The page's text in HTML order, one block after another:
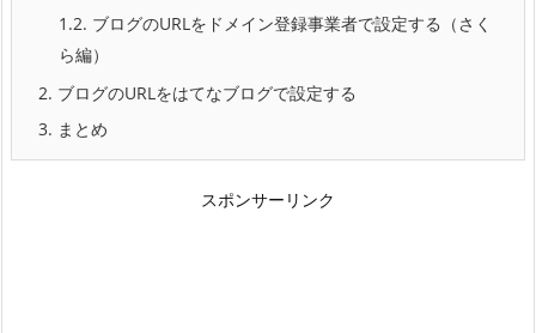
1.2. ブログのURLをドメイン登録事業者で設定する（さく
ら編）
2. ブログのURLをはてなブログで設定する
3. まとめ
スポンサーリンク